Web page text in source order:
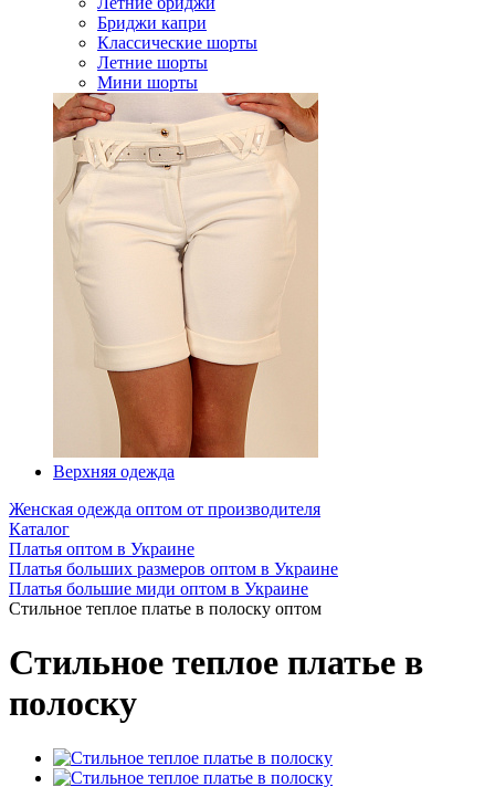
Бриджи капри
Классические шорты
Летние шорты
Мини шорты
Верхняя одежда
Женская одежда оптом от производителя
Каталог
Платья оптом в Украине
Платья больших размеров оптом в Украине
Платья большие миди оптом в Украине
Стильное теплое платье в полоску оптом
Стильное теплое платье в
полоску